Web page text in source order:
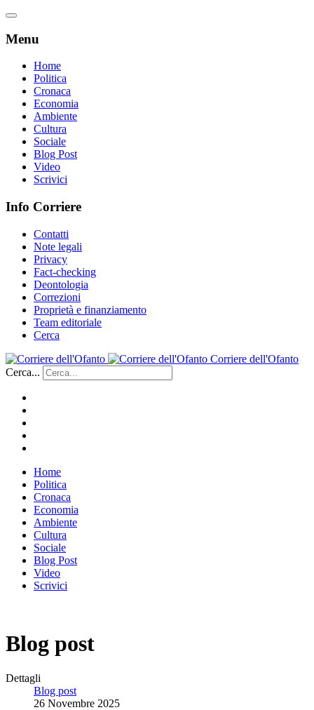
Menu
Home
Politica
Cronaca
Economia
Ambiente
Cultura
Sociale
Blog Post
Video
Scrivici
Info Corriere
Contatti
Note legali
Privacy
Fact-checking
Deontologia
Correzioni
Proprietà e finanziamento
Team editoriale
Cerca
Corriere dell'Ofanto
Cerca...
Home
Politica
Cronaca
Economia
Ambiente
Cultura
Sociale
Blog Post
Video
Scrivici
Blog post
Dettagli
Blog post
26 Novembre 2025